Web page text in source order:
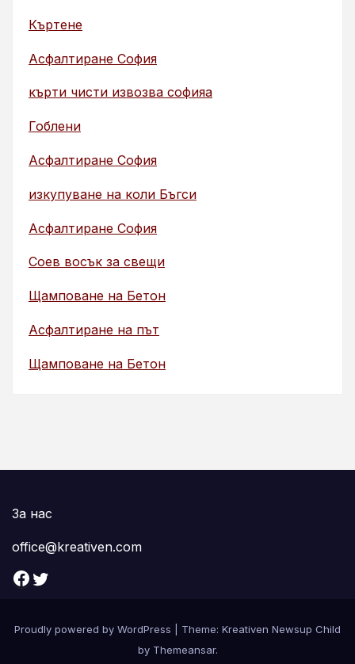
Къртене
Асфалтиране София
кърти чисти извозва софияа
Гоблени
Асфалтиране София
изкупуване на коли Бъгси
Асфалтиране София
Соев восък за свещи
Щамповане на Бетон
Асфалтиране на път
Щамповане на Бетон
За нас
office@kreativen.com
Facebook Twitter
Proudly powered by WordPress
Theme: Kreativen Newsup Child
by Themeansar.